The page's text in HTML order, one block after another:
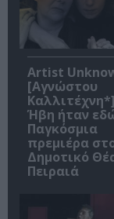
Artist
[Αγνώστου
Ήβη ήταν
Παγκόσμια
πρεμιέρα
Δημοτικό
Πειραιά